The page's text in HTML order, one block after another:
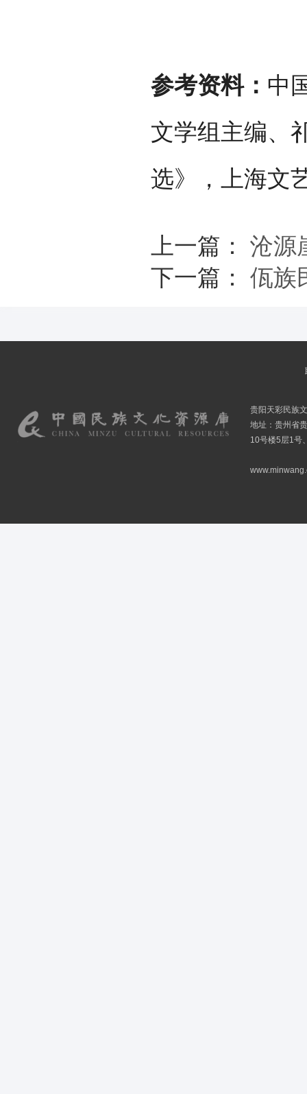
参考资料： 中
文学组主编、
选》，上海文
上一篇： 沧源
下一篇： 佤族
贵阳天彩民族
地址：贵州省
10号楼5层1号